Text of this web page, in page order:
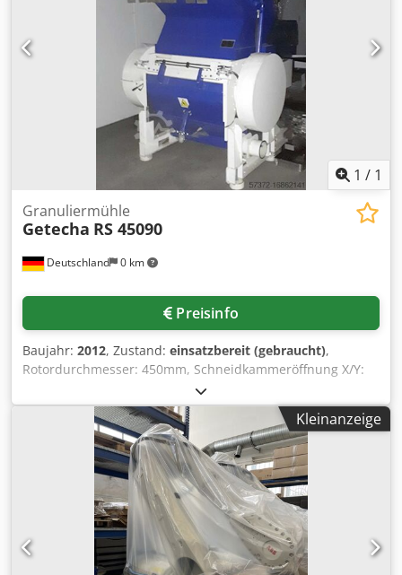
1 / 1
Deutschland 0 km
Granuliermühle
Getecha RS 45090
Preisinfo
Baujahr: 2012, Zustand: einsatzbereit (gebraucht),
Rotordurchmesser: 450mm, Schneidkammeröffnung X/Y:
900mm/540mm, Rotormesser: 3 x 32, Statormesser:
stationär, Antriebsleistung: 37kW, Durchsatzleistung:
900kg/h, Maschinendimensionen X/Y/Z: ca.
1600mm/1700mm/1500mm. Dokumentation vorhanden.
Dwsdpsucw S Ssfx Agpsa
Kleinanzeige